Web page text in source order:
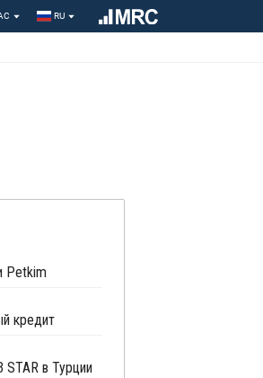
RU
Petkim
кредит
STAR в Турции